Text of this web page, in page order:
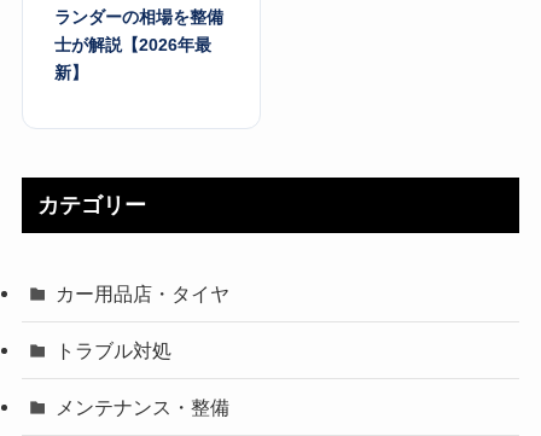
ランダーの相場を整備
士が解説【2026年最
新】
カテゴリー
カー用品店・タイヤ
トラブル対処
メンテナンス・整備